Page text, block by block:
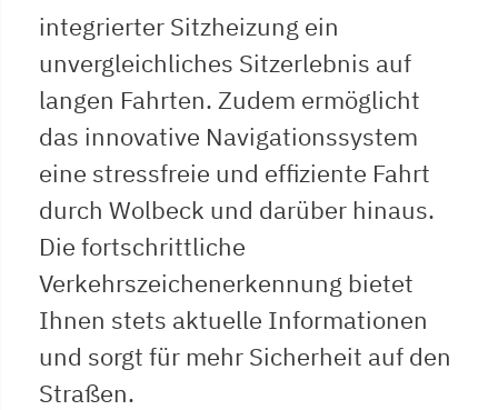
integrierter Sitzheizung ein
unvergleichliches Sitzerlebnis auf
langen Fahrten. Zudem ermöglicht
das innovative Navigationssystem
eine stressfreie und effiziente Fahrt
durch Wolbeck und darüber hinaus.
Die fortschrittliche
Verkehrszeichenerkennung bietet
Ihnen stets aktuelle Informationen
und sorgt für mehr Sicherheit auf den
Straßen.